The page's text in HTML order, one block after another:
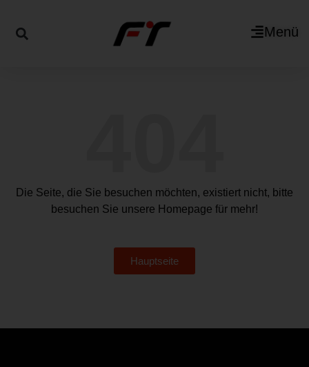
Menü
Die Seite, die Sie besuchen möchten, existiert nicht, bitte
besuchen Sie unsere Homepage für mehr!
Hauptseite